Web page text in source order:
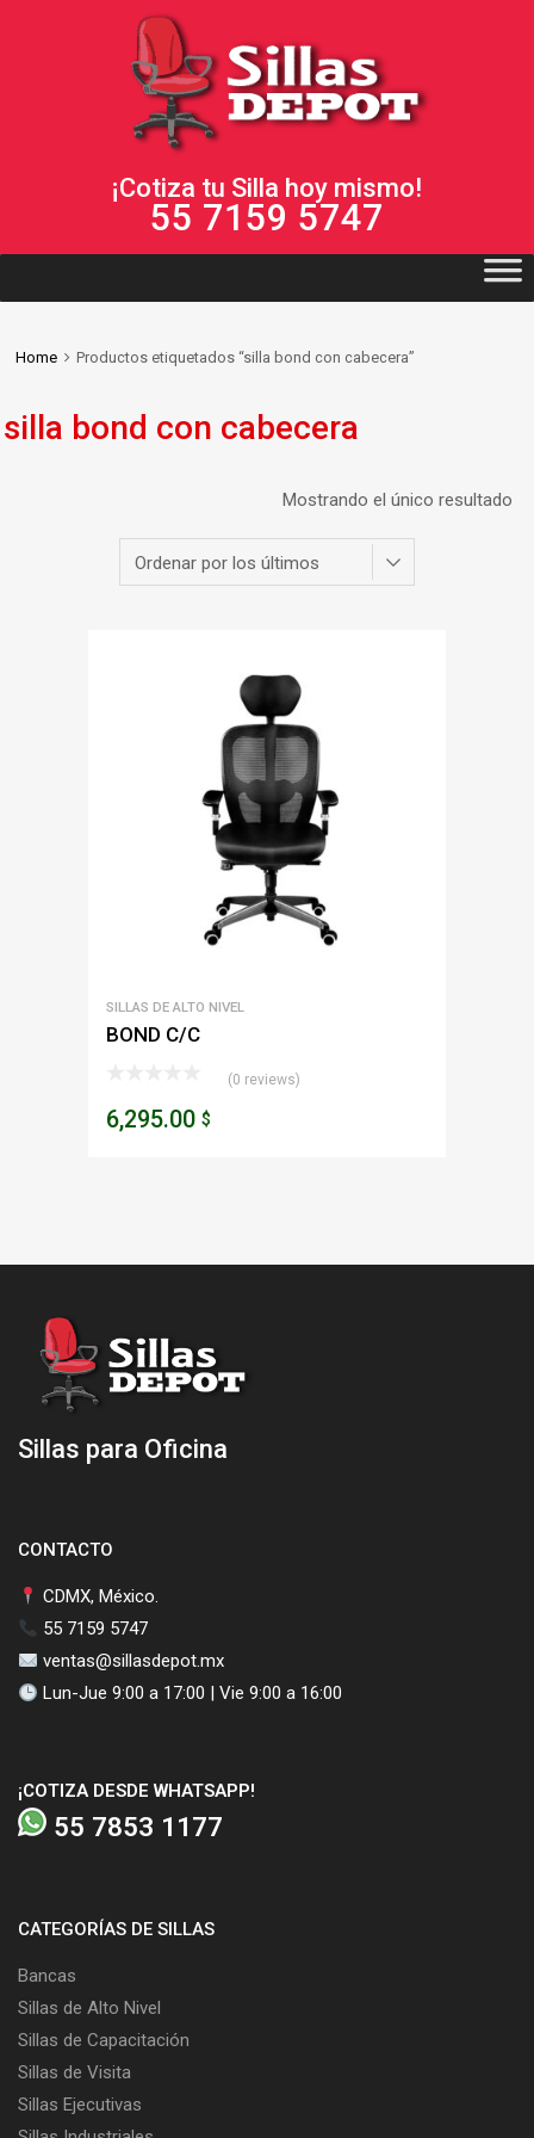
¡Cotiza tu Silla hoy mismo!
55 7159 5747
Home Productos etiquetados “silla bond con cabecera”
silla bond con cabecera
Mostrando el único resultado
SILLAS DE ALTO NIVEL
BOND C/C
(0 reviews)
6,295.00 $
Sillas para Oficina
CONTACTO
CDMX, México.
55 7159 5747
ventas@sillasdepot.mx
Lun-Jue 9:00 a 17:00 | Vie 9:00 a 16:00
¡COTIZA DESDE WHATSAPP!
55 7853 1177
CATEGORÍAS DE SILLAS
Bancas
Sillas de Alto Nivel
Sillas de Capacitación
Sillas de Visita
Sillas Ejecutivas